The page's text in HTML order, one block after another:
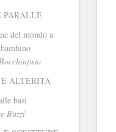
PARALLE
del mondo a
ALTERITÀ
basi
Buzzi